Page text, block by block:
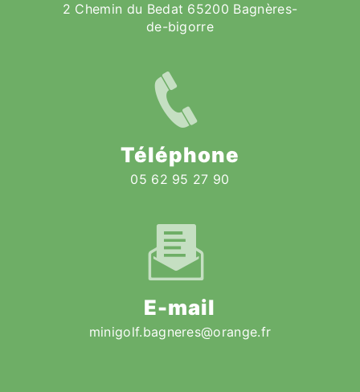
2 Chemin du Bedat 65200 Bagnères-
de-bigorre
Téléphone
05 62 95 27 90
E-mail
minigolf.bagneres@orange.fr